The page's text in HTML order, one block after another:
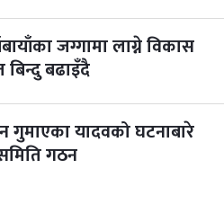
जग्गामा लाग्ने विकास
बढाइँदै
गुमाएका यादवको घटनाबारे
गठन